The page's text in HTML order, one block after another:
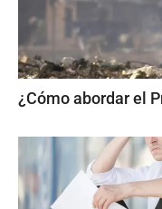
¿Cómo abordar el